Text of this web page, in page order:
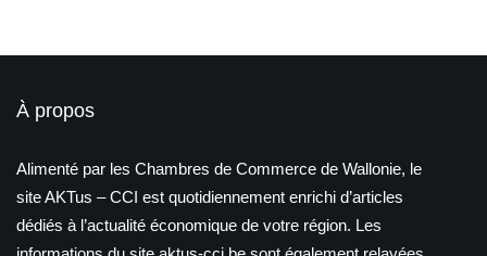
À propos
Alimenté par les Chambres de Commerce de Wallonie, le
site AKTus – CCI est quotidiennement enrichi d’articles
dédiés à l’actualité économique de votre région. Les